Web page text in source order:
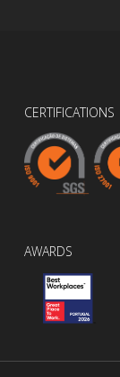
CERTIFICATIONS
AWARDS